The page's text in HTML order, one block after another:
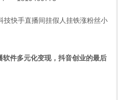
件多元化变现，抖音创业的最后